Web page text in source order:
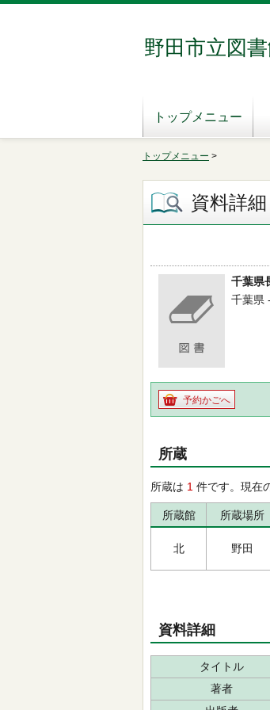
野田市立図
トップメニュー
トップメニュー >
資料詳細
千葉県
千葉県
予約かごへ
所蔵
所蔵は 1 件です。現在
所蔵館 所蔵場所
北 野田
資料詳細
タイトル
著者